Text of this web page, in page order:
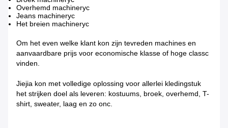
Overhemd machineryc
Jeans machineryc
Het breien machineryc
Om het even welke klant kon zijn tevreden machines en
aanvaardbare prijs voor economische klasse of hoge classc
vinden.
Jiejia kon met volledige oplossing voor allerlei kledingstuk
het strijken doel als leveren: kostuums, broek, overhemd, T-
shirt, sweater, laag en zo onc.